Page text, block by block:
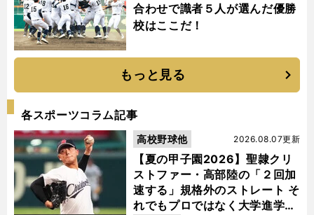
合わせで識者５人が選んだ優勝
校はここだ！
もっと見る
各スポーツコラム記事
【夏の甲子園2026】聖隷クリ
ストファー・高部陸の「２回加
速する」規格外のストレート そ
れでもプロではなく大学進学を
2026.08.07更新
高校野球他